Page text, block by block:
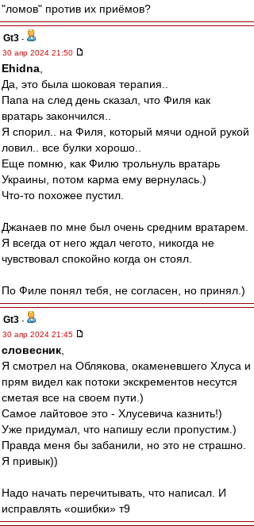
"ломов" против их приёмов?
Gt3 -
30 апр 2024 21:50
Ehidna
Да, это была шоковая терапия..
Папа на след день сказал, что Филя как
вратарь закончился..
Я спорил.. на Филя, который мячи одной рукой
ловил.. все булки хорошо..
Еще помню, как Филю трольнуль вратарь
Украины, потом карма ему вернулась.)
Что-то похожее пустил.
Джанаев по мне был очень средним вратарем.
Я всегда от него ждал чегото, никогда не
чувствовал спокойно когда он стоял.
По Филе понял тебя, не согласен, но принял.)
Gt3 -
30 апр 2024 21:45
словесник
Я смотрел на Облякова, окаменевшего Хлуса и
прям видел как потоки экскрементов несутся
сметая все на своем пути.)
Самое лайтовое это - Хлусевича казнить!)
Уже придумал, что напишу если пропустим.)
Правда меня бы забанили, но это не страшно.
Я привык))
Надо начать перечитывать, что написал. И
исправлять «ошибки» т9